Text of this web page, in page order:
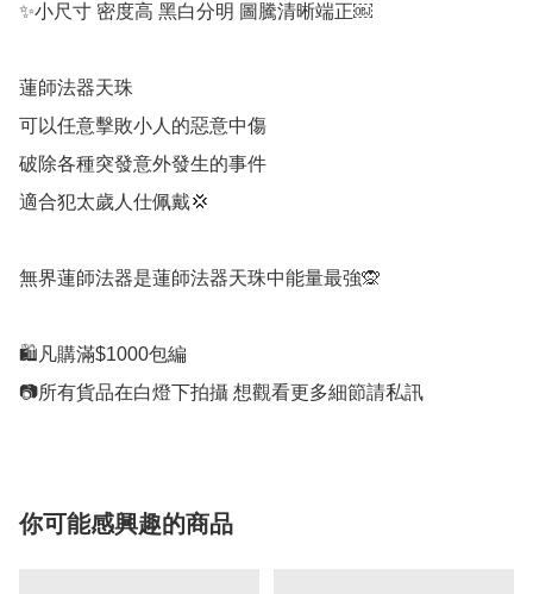
✨小尺寸 密度高 黑白分明 圖騰清晰端正￼
蓮師法器天珠
可以任意擊敗小人的惡意中傷
破除各種突發意外發生的事件
適合犯太歲人仕佩戴💢
無界蓮師法器是蓮師法器天珠中能量最強🙊
🛍凡購滿$1000包編
你可能感興趣的商品